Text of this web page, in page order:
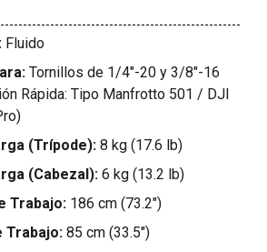
Fluido
Tornillos de 1/4"-20 y 3/8"-16
Rápida: Tipo Manfrotto 501 / DJI
(Trípode): 8 kg (17.6 lb)
(Cabezal): 6 kg (13.2 lb)
Trabajo: 186 cm (73.2")
Trabajo: 85 cm (33.5")